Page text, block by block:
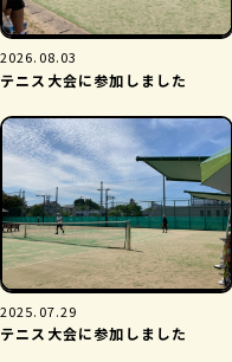
2026.08.03
テニス大会に参加しました
2025.07.29
テニス大会に参加しました